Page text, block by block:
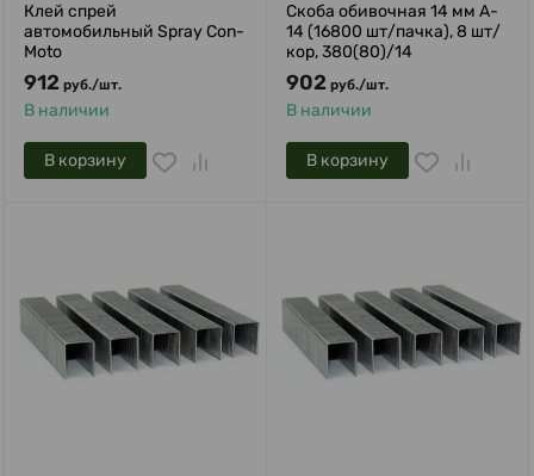
Клей cпрей
автомобильный Spray Con-
Moto
912 руб./шт.
В наличии
В корзину
Скоба обивочная 14 мм A-
14 (16800 шт/пачка), 8 шт/
кор, 380(80)/14
902 руб./шт.
В наличии
В корзину